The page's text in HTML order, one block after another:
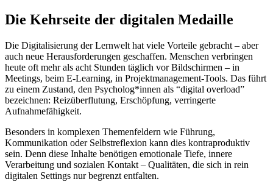
Die Kehrseite der digitalen Medaille
Die Digitalisierung der Lernwelt hat viele Vorteile gebracht – aber
auch neue Herausforderungen geschaffen. Menschen verbringen
heute oft mehr als acht Stunden täglich vor Bildschirmen – in
Meetings, beim E-Learning, in Projektmanagement-Tools. Das führt
zu einem Zustand, den Psycholog*innen als “digital overload”
bezeichnen: Reizüberflutung, Erschöpfung, verringerte
Aufnahmefähigkeit.
Besonders in komplexen Themenfeldern wie Führung,
Kommunikation oder Selbstreflexion kann dies kontraproduktiv
sein. Denn diese Inhalte benötigen emotionale Tiefe, innere
Verarbeitung und sozialen Kontakt – Qualitäten, die sich in rein
digitalen Settings nur begrenzt entfalten.